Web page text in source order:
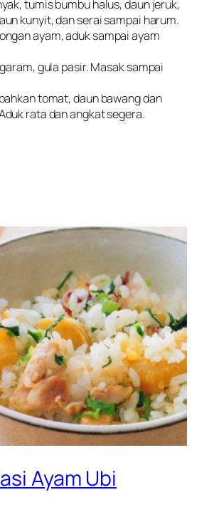
tumis bumbu halus, daun jeruk,
kunyit, dan serai sampai harum.
ayam, aduk sampai ayam
gula pasir. Masak sampai
tomat, daun bawang dan
rata dan angkat segera.
Ayam Ubi